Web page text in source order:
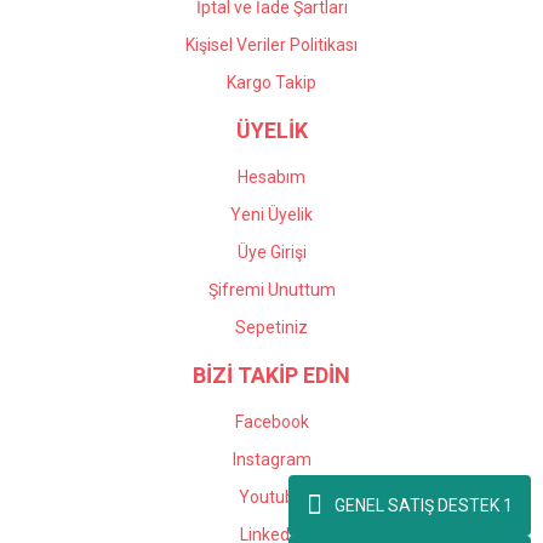
İptal ve İade Şartları
Kişisel Veriler Politikası
Kargo Takip
ÜYELİK
Hesabım
Yeni Üyelik
Üye Girişi
Şifremi Unuttum
Sepetiniz
BİZİ TAKİP EDİN
Facebook
Instagram
Youtube
Linkedin
GENEL SATIŞ DESTEK 1